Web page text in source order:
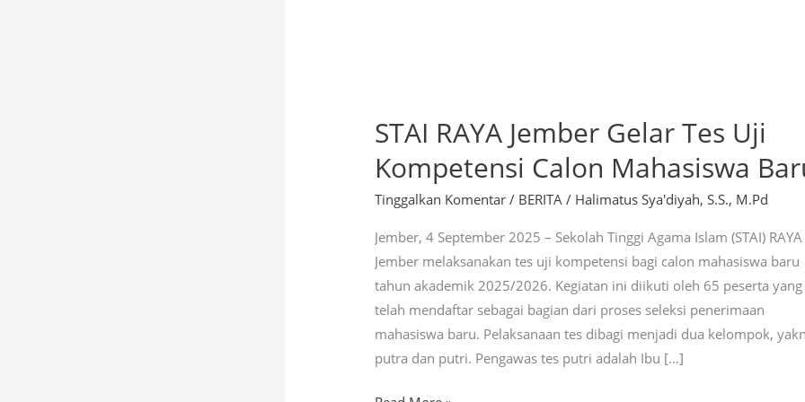
STAI RAYA Jember Gelar Tes Uji
Kompetensi Calon Mahasiswa
Tinggalkan Komentar / BERITA / Halimatus Sya'diyah, S.S., M.Pd
Jember, 4 September 2025 – Sekolah Tinggi Agama Islam (STAI) RAYA
Jember melaksanakan tes uji kompetensi bagi calon mahasiswa baru
tahun akademik 2025/2026. Kegiatan ini diikuti oleh 65 peserta yang
telah mendaftar sebagai bagian dari proses seleksi penerimaan
mahasiswa baru. Pelaksanaan tes dibagi menjadi dua kelompok,
putra dan putri. Pengawas tes putri adalah Ibu […]